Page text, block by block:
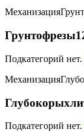
Механизация
Грунтофрезы
Подкатегорий нет.
Механизация
Подкатегорий нет.